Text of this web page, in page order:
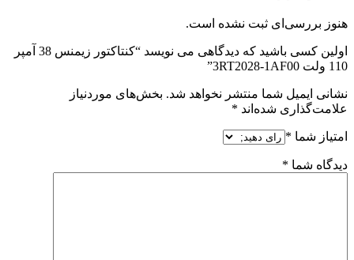
هنوز بررسی‌ای ثبت نشده است.
اولین کسی باشید که دیدگاهی می نویسد “کنتاکتور زیمنس 38 آمپر
110 ولت 3RT2028-1AF00”
نشانی ایمیل شما منتشر نخواهد شد. بخش‌های موردنیاز
علامت‌گذاری شده‌اند *
امتیاز شما *
دیدگاه شما *